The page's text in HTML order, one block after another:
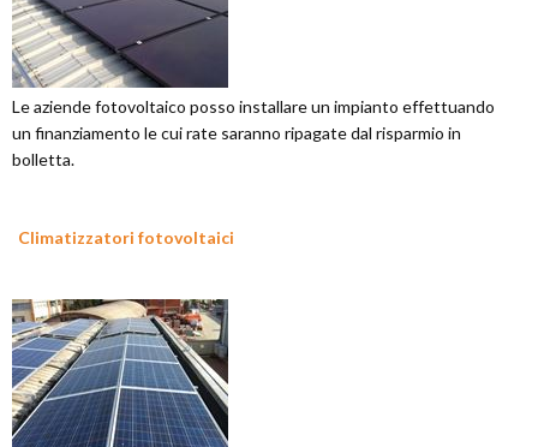
Le aziende fotovoltaico posso installare un impianto effettuando
un finanziamento le cui rate saranno ripagate dal risparmio in
bolletta.
Climatizzatori fotovoltaici